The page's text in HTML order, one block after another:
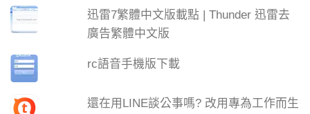
迅雷7繁體中文版載點 | Thunder 迅雷去
廣告繁體中文版
rc語音手機版下載
還在用LINE談公事嗎? 改用專為工作而生